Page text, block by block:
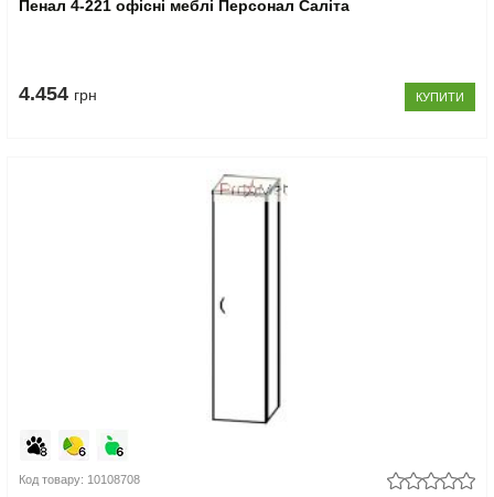
Пенал 4-221 офісні меблі Персонал Саліта
4.454 грн КУПИТИ
Код товару: 10108708